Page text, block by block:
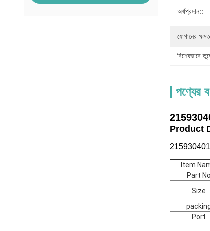
অর্থপ্রদান::
যোগানের
বিশেষভাবে
পণ্যের
Product
Item
Part No
Size
Port